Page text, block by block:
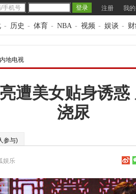
注册 我
- 历史 - 体育 - NBA - 视频 - 娱谈 -
内地电视
遭美女贴身诱惑
浇尿
参与)
娱乐